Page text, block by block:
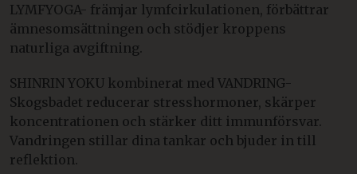
LYMFYOGA- främjar lymfcirkulationen, förbättrar
ämnesomsättningen och stödjer kroppens
naturliga avgiftning.
SHINRIN YOKU kombinerat med VANDRING-
Skogsbadet reducerar stresshormoner, skärper
koncentrationen och stärker ditt immunförsvar.
Vandringen stillar dina tankar och bjuder in till
reflektion.